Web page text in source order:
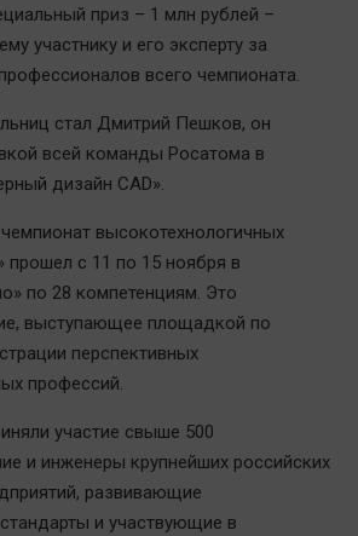
уроки
приз – 1 млн рублей –
участнику и его эксперту за
всего чемпионата.
стал Дмитрий Пешков, он
всей команды Росатома в
дизайн CAD».
высокотехнологичных
прошел с 11 по 15 ноября в
по 28 компетенциям. Это
выступающее площадкой по
перспективных
профессий.
участие свыше 500
и инженеры крупнейших российских
развивающие
и участвующие в